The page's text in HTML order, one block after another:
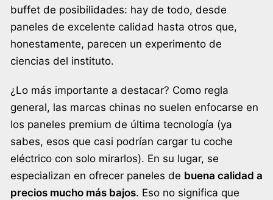
buffet de posibilidades: hay de todo, desde
paneles de excelente calidad hasta otros que,
honestamente, parecen un experimento de
ciencias del instituto.
¿Lo más importante a destacar? Como regla
general, las marcas chinas no suelen enfocarse en
los paneles premium de última tecnología (ya
sabes, esos que casi podrían cargar tu coche
eléctrico con solo mirarlos). En su lugar, se
especializan en ofrecer paneles de buena calidad a
precios mucho más bajos. Eso no significa que